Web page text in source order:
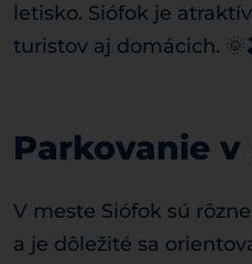
letisko. Siófok je
turistov aj domácich.
Parkovanie v
V meste Siófok sú
a je dôležité sa